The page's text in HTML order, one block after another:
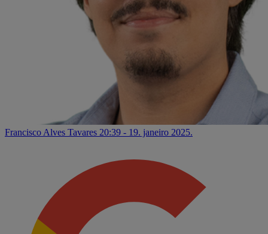
Francisco Alves Tavares 20:39 - 19. janeiro 2025.